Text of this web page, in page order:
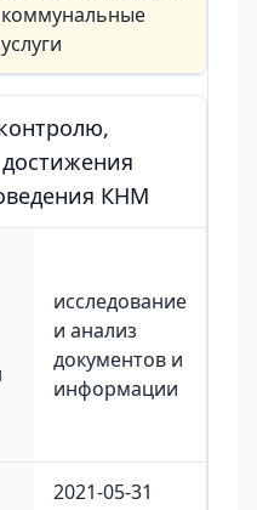
коммунальные
услуги
КНМ
исследование
и анализ
документов и
информации
2021-05-31